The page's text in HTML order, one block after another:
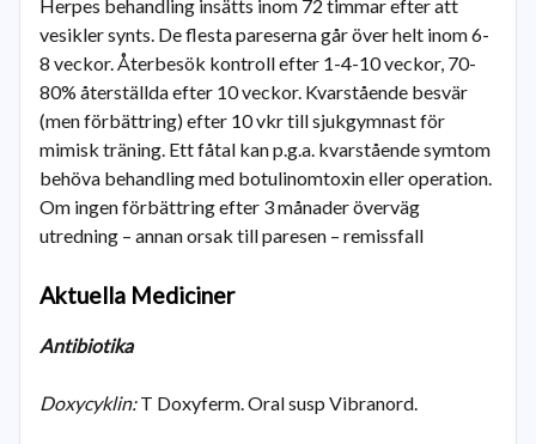
Herpes behandling insätts inom 72 timmar efter att
vesikler synts. De flesta pareserna går över helt inom 6-
8 veckor. Återbesök kontroll efter 1-4-10 veckor, 70-
80% återställda efter 10 veckor. Kvarstående besvär
(men förbättring) efter 10 vkr till sjukgymnast för
mimisk träning. Ett fåtal kan p.g.a. kvarstående symtom
behöva behandling med botulinomtoxin eller operation.
Om ingen förbättring efter 3 månader överväg
utredning – annan orsak till paresen – remissfall
Aktuella Mediciner
Antibiotika
Doxycyklin:T Doxyferm. Oral susp Vibranord.